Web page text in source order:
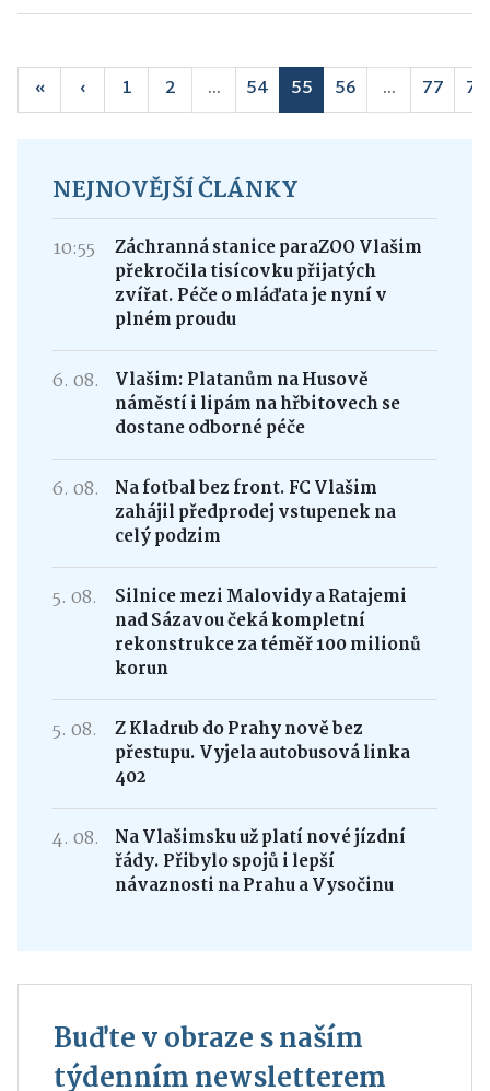
« ‹ 1 2 ... 54 55 56 ... 77 78
NEJNOVĚJŠÍ ČLÁNKY
10:55
Záchranná stanice paraZOO Vlašim
překročila tisícovku přijatých
zvířat. Péče o mláďata je nyní v
plném proudu
6. 08.
Vlašim: Platanům na Husově
náměstí i lipám na hřbitovech se
dostane odborné péče
6. 08.
Na fotbal bez front. FC Vlašim
zahájil předprodej vstupenek na
celý podzim
5. 08.
Silnice mezi Malovidy a Ratajemi
nad Sázavou čeká kompletní
rekonstrukce za téměř 100 milionů
korun
5. 08.
Z Kladrub do Prahy nově bez
přestupu. Vyjela autobusová linka
402
4. 08.
Na Vlašimsku už platí nové jízdní
řády. Přibylo spojů i lepší
návaznosti na Prahu a Vysočinu
Buďte v obraze s naším
týdenním newsletterem